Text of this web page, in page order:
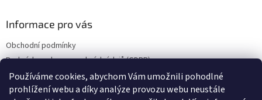
Používáme cookies, abychom Vám umožnili pohodlné
prohlížení webu a díky analýze provozu webu neustále
k
v
ý
p
Informace pro vás
Obchodní podmínky
Podmínky ochrany osobních údajů (GDPR)